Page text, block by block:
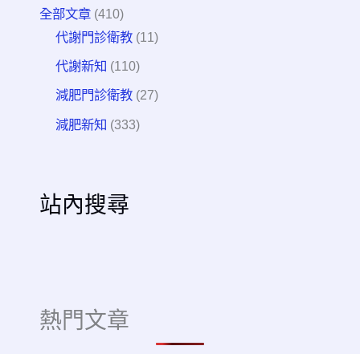
全部文章 (410)
代謝門診衛教 (11)
代謝新知 (110)
減肥門診衛教 (27)
減肥新知 (333)
站內搜尋
熱門文章